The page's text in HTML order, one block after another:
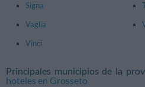
Signa
Vaglia
Vinci
Principales municipios de la
hoteles en Grosseto